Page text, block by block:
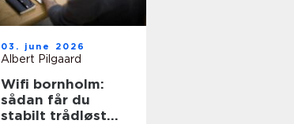
03. june 2026
Albert Pilgaard
Wifi bornholm:
sådan får du
stabilt trådløst